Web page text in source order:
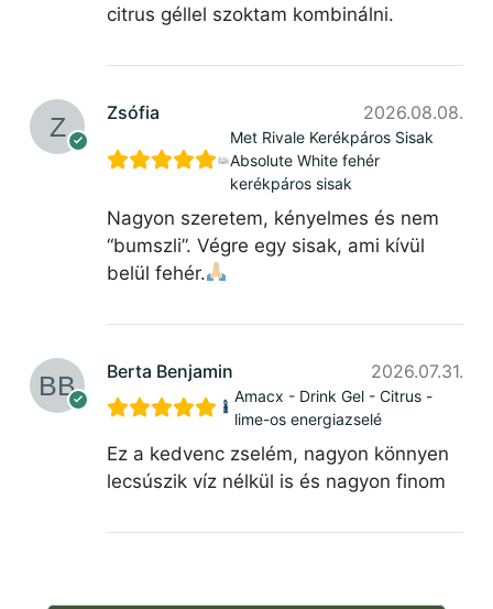
citrus géllel szoktam kombinálni.
Zsófia 2026.08.08.
Met Rivale Kerékpáros Sisak
Absolute White fehér
kerékpáros sisak
Nagyon szeretem, kényelmes és nem
“bumszli”. Végre egy sisak, ami kívül
belül fehér.
Berta Benjamin 2026.07.31.
Amacx - Drink Gel - Citrus -
lime-os energiazselé
Ez a kedvenc zselém, nagyon könnyen
lecsúszik víz nélkül is és nagyon finom